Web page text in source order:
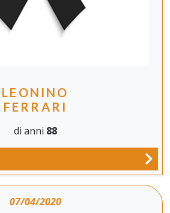
LEONINO
FERRARI
di anni 88
07/04/2020